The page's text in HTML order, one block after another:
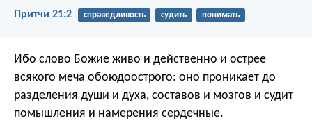
Притчи 21:2 справедливость судить понимать
Ибо слово Божие живо и действенно и острее
всякого меча обоюдоострого: оно проникает до
разделения души и духа, составов и мозгов и судит
помышления и намерения сердечные.